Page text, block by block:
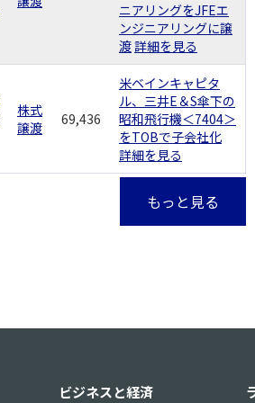
ニアリングをJFEエ
ンジニアリングに譲
渡詳細を見る
株式
譲渡
69,436
米ベインキャピタ
ル、三井E＆S傘下の
昭和飛行機＜7404＞
をTOBで子会社化
詳細を見る
もっと見る
ビジネスと経済